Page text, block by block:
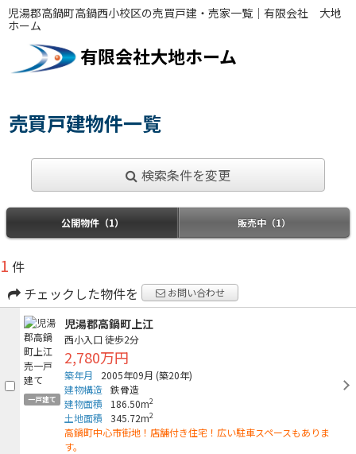
児湯郡高鍋町高鍋西小校区の売買戸建・売家一覧｜有限会社 大地
ホーム
有限会社大地ホーム
売買戸建物件一覧
検索条件を変更
公開物件（1） 販売中（1）
1 件
チェックした物件を
お問い合わせ
一戸建て
児湯郡高鍋町上江
西小入口 徒歩2分
2,780万円
築年月 2005年09月 (築20年)
建物構造 鉄骨造
建物面積
186.50m2
土地面積 345.72m2
高鍋町中心市街地！店舗付き住宅！広い駐車スペースもありま
す。